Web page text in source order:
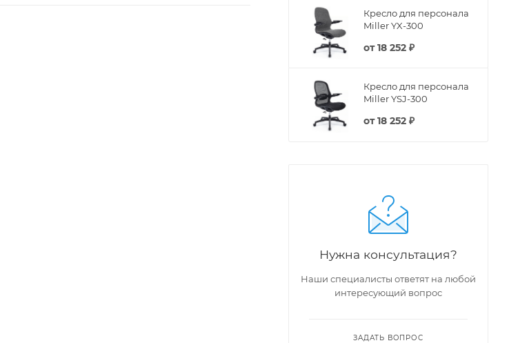
Кресло для персонала
Miller YX-300
от18 252 ₽
Кресло для персонала
Miller YSJ-300
от18 252 ₽
Нужна консультация?
Наши специалисты ответят на любой
интересующий вопрос
ЗАДАТЬ ВОПРОС